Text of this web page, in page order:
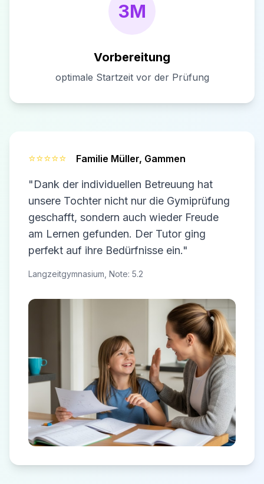
3M
Vorbereitung
optimale Startzeit vor der Prüfung
⭐⭐⭐⭐⭐ Familie Müller, Gammen
"Dank der individuellen Betreuung hat
unsere Tochter nicht nur die Gymiprüfung
geschafft, sondern auch wieder Freude
am Lernen gefunden. Der Tutor ging
perfekt auf ihre Bedürfnisse ein."
Langzeitgymnasium, Note: 5.2